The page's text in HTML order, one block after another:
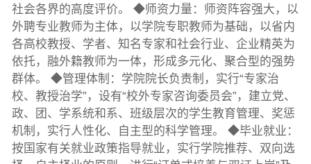
社会各界的高度评价。 ◆师资力量：师资阵容强大，以
外聘专业教师为主体，以学院专职教师为基础，以省内
各高校教授、学者、知名专家和社会行业、企业精英为
依托，融外籍教师为一体，形成多元化、聚合型的强势
群体。 ◆管理体制：学院院长负责制，实行“专家治
校、教授治学”，设有“校外专家咨询委员会”，建立党、
政、团、学系统和系、班级层次的学生教育管理、奖惩
机制，实行人性化、自主型的科学管理。 ◆毕业就业：
按国家有关就业政策指导就业，实行学院推荐、双向选